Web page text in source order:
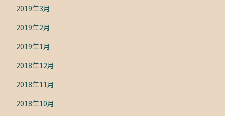
2019年3月
2019年2月
2019年1月
2018年12月
2018年11月
2018年10月